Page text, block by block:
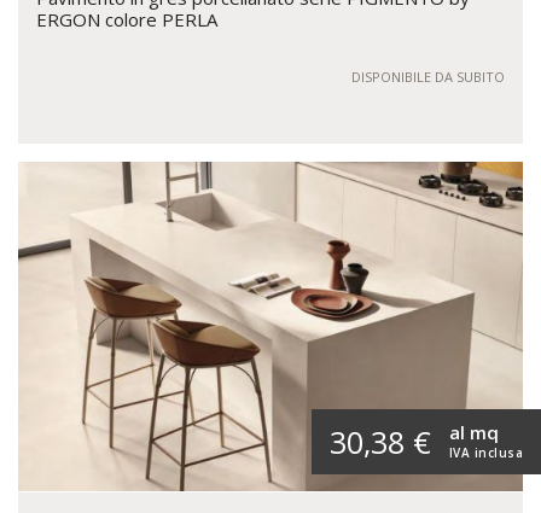
ERGON colore PERLA
DISPONIBILE DA SUBITO
30,38 € IVA inclusa
al mq